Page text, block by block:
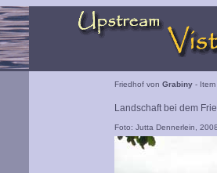
Friedhof von Grabiny -
Landschaft bei dem
Foto: Jutta Dennerlein,